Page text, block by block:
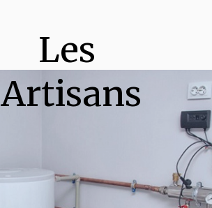
Les
Artisans